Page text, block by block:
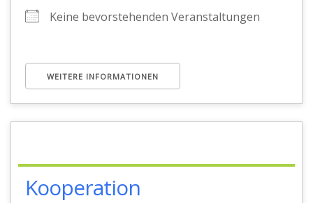
Keine bevorstehenden Veranstaltungen
WEITERE INFORMATIONEN
Kooperation